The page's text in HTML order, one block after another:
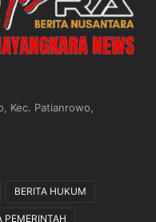
Kec. Patianrowo,
BERITA HUKUM
PEMERINTAH